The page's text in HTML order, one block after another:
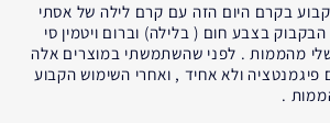
בקרם היום הזה עם קרם לילה של אסתי
בצבע חום ( בלילה) וברום ויטמין סי
שלי מהממות . לפני שהשתמשתי במוצרים אלה
פיגמנטציה ולא אחיד , ואחרי השימוש הקבוע
.